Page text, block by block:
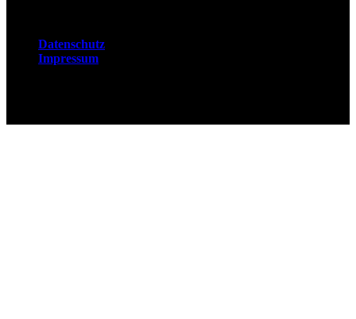
Datenschutz
Impressum